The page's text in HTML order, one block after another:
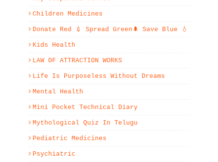
Children Medicines
Donate Red 💉 Spread Green🌲 Save Blue 💧
Kids Health
LAW OF ATTRACTION WORKS
Life Is Purposeless Without Dreams
Mental Health
Mini Pocket Technical Diary
Mythological Quiz In Telugu
Pediatric Medicines
Psychiatric